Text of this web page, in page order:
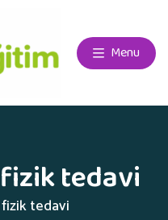
Menu
tedavi
tedavi